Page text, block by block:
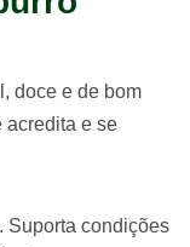
doce e de bom
acredita e se
Suporta condições